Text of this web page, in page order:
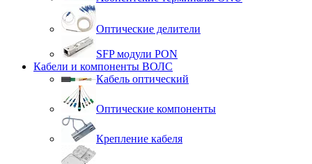
Оптические делители
SFP модули PON
Кабели и компоненты ВОЛС
Кабель оптический
Оптические компоненты
Крепление кабеля